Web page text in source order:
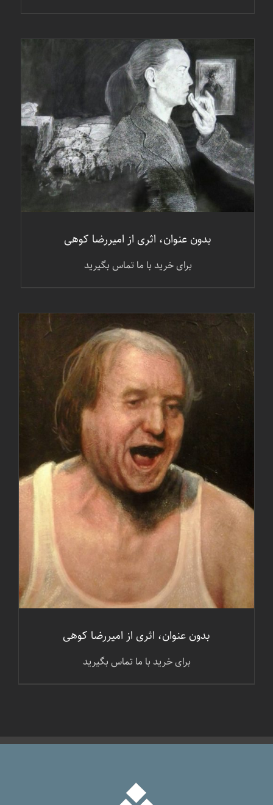
جزئیات
بدون عنوان، اثری از امیررضا کوهی
برای خرید با ما تماس بگیرید
جزئیات
بدون عنوان، اثری از امیررضا کوهی
برای خرید با ما تماس بگیرید